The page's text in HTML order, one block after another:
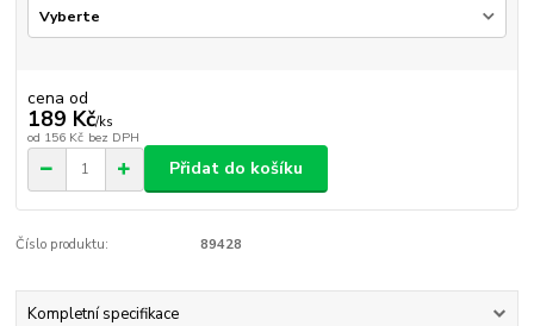
cena od
189 Kč/ks
od 156 Kč bez DPH
Přidat do košíku
Číslo produktu: 89428
Kompletní specifikace